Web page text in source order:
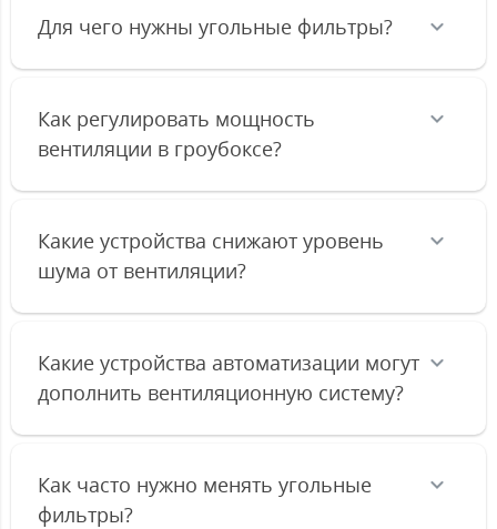
Для чего нужны угольные фильтры?
Как регулировать мощность
вентиляции в гроубоксе?
Какие устройства снижают уровень
шума от вентиляции?
Какие устройства автоматизации могут
дополнить вентиляционную систему?
Как часто нужно менять угольные
фильтры?